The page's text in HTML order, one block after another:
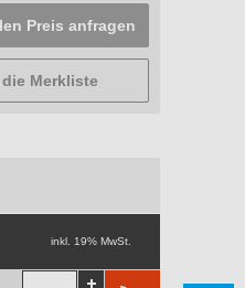
Preis anfragen
Merkliste
inkl. 19% MwSt.